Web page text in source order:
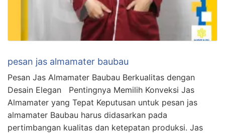
pesan jas almamater baubau
Pesan Jas Almamater Baubau Berkualitas dengan
Desain Elegan Pentingnya Memilih Konveksi Jas
Almamater yang Tepat Keputusan untuk pesan jas
almamater Baubau harus didasarkan pada
pertimbangan kualitas dan ketepatan produksi. Jas